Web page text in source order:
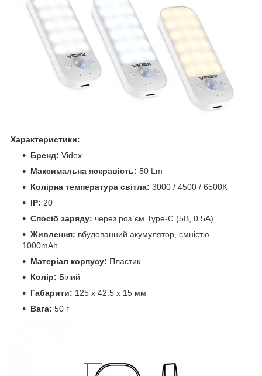
Характеристики:
Бренд: Videx
Максимальна яскравість: 50 Lm
Колірна температура світла: 3000 / 4500 / 6500K
IP: 20
Спосіб заряду: через роз`єм Type-C (5B, 0.5A)
Живлення: вбудованний акумулятор, ємністю
1000mAh
Матеріал корпусу: Пластик
Колір: Білий
Габарити: 125 x 42.5 x 15 мм
Вага: 50 г